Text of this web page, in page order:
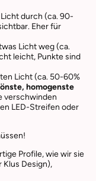
durch (ca. 90-
Eher für
Licht weg (ca.
leicht, Punkte sind
Licht (ca. 50-60%
homogenste
verschwinden
LED-Streifen oder
Profile, wie wir sie
Klus Design),